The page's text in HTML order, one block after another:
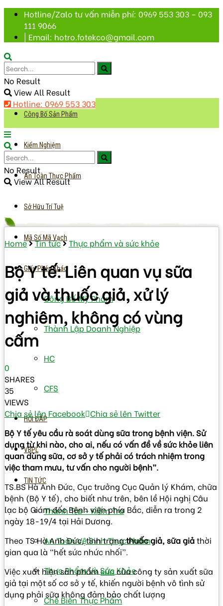
Hotline/Zalo tư vấn miễn phí: 0969 553 303 – 093
111 9066
| Email: hotro.fotekco@gmail.com
No Result
View All Result
Hotline: 0969 553 303
Công Bố Sản Phẩm
Kiểm Nghiệm
An Toàn Thực Phẩm
Sở Hữu Trí Tuệ
Mã Số Mã Vạch
Giấy Phép Khác
Công Bố Mỹ Phẩm
Thành Lập Doanh Nghiệp
HC
CFS
HỎI ĐÁP
VBPL
TIN TỨC
Thanh Tra – Kiếm Tra
An Toàn Vệ Sinh Thực Phẩm
Thực Phẩm Và Sức Khỏe
Chế Biến Thực Phẩm
No Result
View All Result
Home Tin tức Thực phẩm và sức khỏe
Bộ Y tế: Liên quan vụ sữa
giả và thuốc giả, xử lý
nghiêm, không có vùng
cấm
0
SHARES
35
VIEWS
Chia sẻ lên Facebook Chia sẻ lên Twitter
Bộ Y tế yêu cầu rà soát dùng sữa trong bệnh viện. Sử
dụng từ khi nào, cho ai, nếu có vấn đề về sức khỏe liên
quan dùng sữa, cơ sở y tế phải có trách nhiệm trong
việc tham mưu, tư vấn cho người bệnh”.
TS.BS Hà Anh Đức, Cục trưởng Cục Quản lý Khám, chữa
bệnh (Bộ Y tế), cho biết như trên, bên lề Hội nghị Câu
lạc bộ Giám đốc Bệnh viện phía Bắc, diễn ra trong 2
ngày 18-19/4 tại Hải Dương.
Theo TS Hà Anh Đức, tình trạngthuốc giả, sữa giảthời
gian qua là “hết sức nhức nhối”.
Việc xuất hiện sản phẩmsữacủa công ty sản xuất sữa
giả tại một số cơ sở y tế, khiến người bệnh vô tình sử
dụng phải sữa không đảm bảo chất lượng